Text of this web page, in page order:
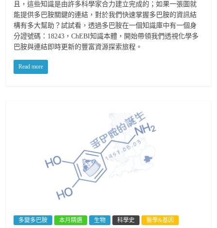
且，這些知識是由許多科學家合力建立完成的；如果一張圖就
能提供多巴胺關鍵的連結，對於我們快速掌握多巴胺的資訊結
構有多大幫助？試試看，透過多巴胺在一個知識庫中有一個身
分證號碼：18243，ChEBI知識本體，開始帶領我們透視化學多
巴胺與連結即時更新的豐富資源探索旅程。
Read more
多變多巴胺 本月精選 生物 科學史 醫學&基因